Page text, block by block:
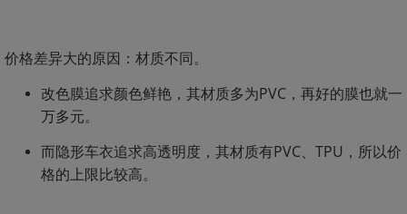
价格差异大的原因：材质不同。
改色膜追求颜色鲜艳，其材质多为PVC，再好的膜也就一
万多元。
而隐形车衣追求高透明度，其材质有PVC、TPU，所以价
格的上限比较高。